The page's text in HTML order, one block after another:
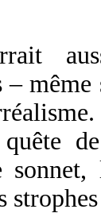
–
quête
sonnet,